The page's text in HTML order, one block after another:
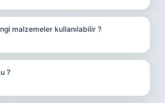
malzemeler kullanılabilir ?
?